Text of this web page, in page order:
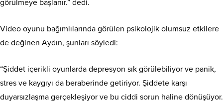
görülmeye başlanır.” dedi.
Video oyunu bağımlılarında görülen psikolojik olumsuz etkilere
de değinen Aydın, şunları söyledi:
“Şiddet içerikli oyunlarda depresyon sık görülebiliyor ve panik,
stres ve kaygıyı da beraberinde getiriyor. Şiddete karşı
duyarsızlaşma gerçekleşiyor ve bu ciddi sorun haline dönüşüyor.